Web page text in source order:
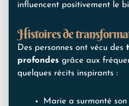
influencent positivement le
Histoires de
Des personnes ont vécu des
profondes grâce aux
quelques récits inspirants :
Marie a surmonté